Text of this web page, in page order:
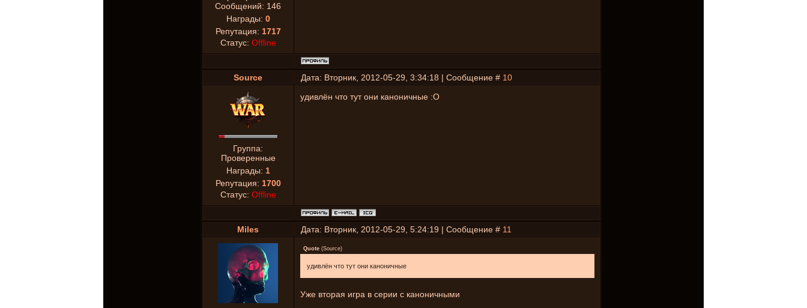
Сообщений: 146
Награды: 0
Репутация: 1717
Статус: Offline
Source Дата: Вторник, 2012-05-29, 3:34:18 | Сообщение # 10
Группа:
Проверенные
Награды: 1
Репутация: 1700
Статус: Offline
удивлён что тут они каноничные :О
Miles Дата: Вторник, 2012-05-29, 5:24:19 | Сообщение # 11
Quote (Source)
удивлён что тут они каноничные
Уже вторая игра в серии с каноничными